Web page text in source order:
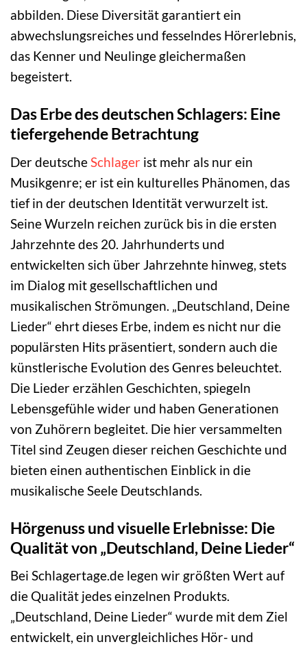
abbilden. Diese Diversität garantiert ein
abwechslungsreiches und fesselndes Hörerlebnis,
das Kenner und Neulinge gleichermaßen
begeistert.
Das Erbe des deutschen Schlagers: Eine
tiefergehende Betrachtung
Der deutscheSchlager ist mehr als nur ein
Musikgenre; er ist ein kulturelles Phänomen, das
tief in der deutschen Identität verwurzelt ist.
Seine Wurzeln reichen zurück bis in die ersten
Jahrzehnte des 20. Jahrhunderts und
entwickelten sich über Jahrzehnte hinweg, stets
im Dialog mit gesellschaftlichen und
musikalischen Strömungen. „Deutschland, Deine
Lieder“ ehrt dieses Erbe, indem es nicht nur die
populärsten Hits präsentiert, sondern auch die
künstlerische Evolution des Genres beleuchtet.
Die Lieder erzählen Geschichten, spiegeln
Lebensgefühle wider und haben Generationen
von Zuhörern begleitet. Die hier versammelten
Titel sind Zeugen dieser reichen Geschichte und
bieten einen authentischen Einblick in die
musikalische Seele Deutschlands.
Hörgenuss und visuelle Erlebnisse: Die
Qualität von „Deutschland, Deine Lieder“
Bei Schlagertage.de legen wir größten Wert auf
die Qualität jedes einzelnen Produkts.
„Deutschland, Deine Lieder“ wurde mit dem Ziel
entwickelt, ein unvergleichliches Hör- und